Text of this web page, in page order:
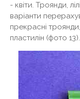
- квіти. Троянди,
варіанти
прекрасні
пластилін (фото 13).